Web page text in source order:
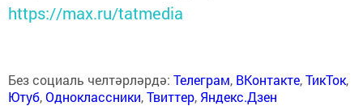
https://max.ru/tatmedia
Без социаль челтәрләрдә: Телеграм, ВКонтакте,ТикТок,
Ютуб,Одноклассники,Твиттер, Яндекс.Дзен